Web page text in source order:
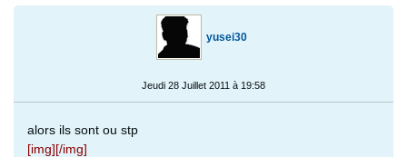
yusei30
Jeudi 28 Juillet 2011 à 19:58
alors ils sont ou stp
[img][/img]